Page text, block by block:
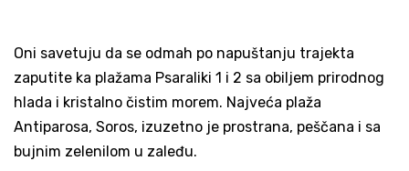
Oni savetuju da se odmah po napuštanju trajekta
zaputite ka plažama Psaraliki 1 i 2 sa obiljem prirodnog
hlada i kristalno čistim morem. Najveća plaža
Antiparosa, Soros, izuzetno je prostrana, peščana i sa
bujnim zelenilom u zaleđu.